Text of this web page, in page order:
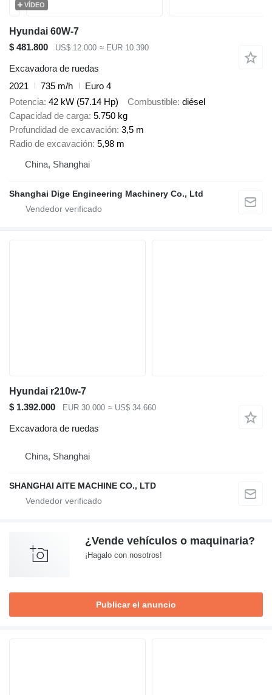
VÍDEO
Hyundai 60W-7
$ 481.800
US$ 12.000 ≈ EUR 10.390
Excavadora de ruedas
2021
735 m/h
Euro 4
Potencia 42 kW (57.14 Hp) Combustible diésel
Capacidad de carga 5.750 kg
Profundidad de excavación 3,5 m
Radio de excavación 5,98 m
China, Shanghai
Shanghai Dige Engineering Machinery Co., Ltd
Hyundai r210w-7
$ 1.392.000
EUR 30.000 ≈ US$ 34.660
Excavadora de ruedas
China, Shanghai
SHANGHAI AITE MACHINE CO., LTD
¿Vende vehículos o maquinaria?
¡Hagalo con nosotros!
Publicar el anuncio